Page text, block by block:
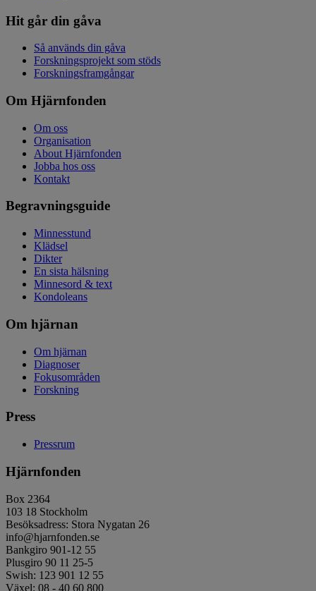
Hit går din gåva
Så används din gåva
Forskningsprojekt som stöds
Forskningsframgångar
Om Hjärnfonden
Om oss
Organisation
About Hjärnfonden
Jobba hos oss
Kontakt
Begravningsguide
Minnesstund
Klädsel
Dikter
En sista hälsning
Minnesord & text
Kondoleans
Om hjärnan
Om hjärnan
Diagnoser
Fokusområden
Forskning
Press
Pressrum
Hjärnfonden
Box 2364
103 18 Stockholm
Besöksadress: Stora Nygatan 26
info@hjarnfonden.se
Bankgiro 901-12 55
Plusgiro 90 11 25-5
Swish: 123 901 12 55
Växel: 08 - 40 60 800